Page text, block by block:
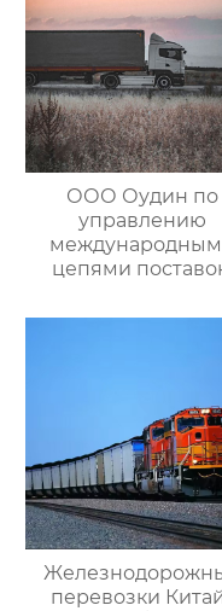
ООО Оудин по
управлению
цепями
предлагающий
множество
эффективных
способов
для
различных
клиентов
перевозки